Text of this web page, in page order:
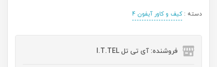
دسته :کیف و کاور آیفون 4
فروشنده: آی تی تل I.T.TEL